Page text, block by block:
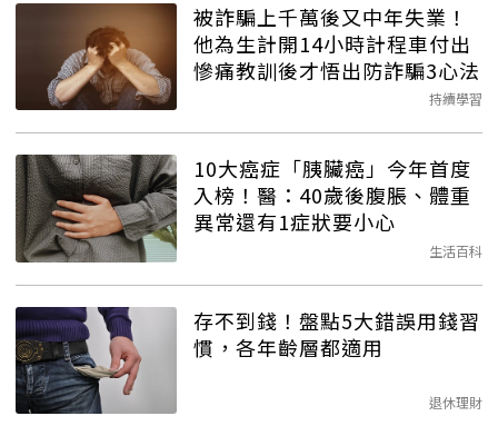
被詐騙上千萬後又中年失業！
他為生計開14小時計程車付出
慘痛教訓後才悟出防詐騙3心法
持續學習
10大癌症「胰臟癌」今年首度
入榜！醫：40歲後腹脹、體重
異常還有1症狀要小心
生活百科
存不到錢！盤點5大錯誤用錢習
慣，各年齡層都適用
退休理財